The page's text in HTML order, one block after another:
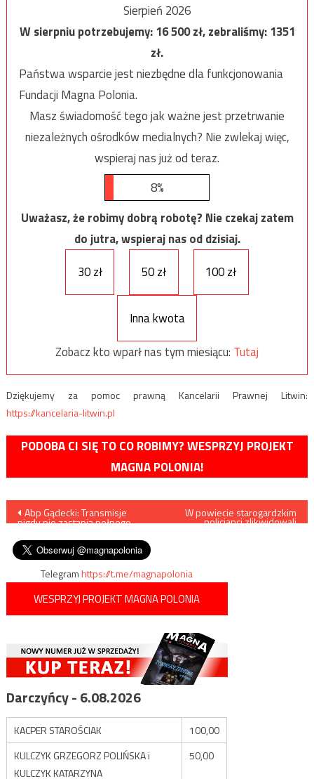
Sierpień 2026
W sierpniu potrzebujemy:16 500zł, zebraliśmy:1351
zł.
Państwa wsparcie jest niezbędne dla funkcjonowania
Fundacji Magna Polonia.
Masz świadomość tego jak ważne jest przetrwanie
niezależnych ośrodków medialnych? Nie zwlekaj więc,
wspieraj nas już od teraz.
8%
Uważasz, że robimy dobrą robotę? Nie czekaj zatem
do jutra, wspieraj nas od dzisiaj.
30 zł
50 zł 100 zł
Inna kwota
Zobacz kto wparł nas tym miesiącu: Tutaj
Dziękujemy za pomoc prawną Kancelarii Prawnej Litwin:
https://kancelaria-litwin.pl
PODOBA CI SIĘ TO CO ROBIMY? WESPRZYJ PROJEKT
MAGNA POLONIA!
Nawigacja
wpisu
Abp Gądecki: Transmisje
nigdy nie zastąpią pełnego
W powiecie starogardzkim
policjanci zlikwidowali
Telegramhttps://t.me/magnapolonia
WESPRZYJ PROJEKT MAGNA POLONIA
Darczyńcy - 6.08.2026
KACPER STAROŚCIAK
100,00
KULCZYK GRZEGORZ POLIŃSKA i
KULCZYK KATARZYNA
50,00